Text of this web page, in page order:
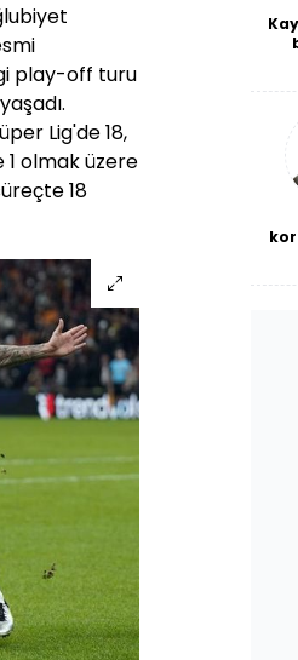
play-off turu
Lig'de 18,
1 olmak üzere
18